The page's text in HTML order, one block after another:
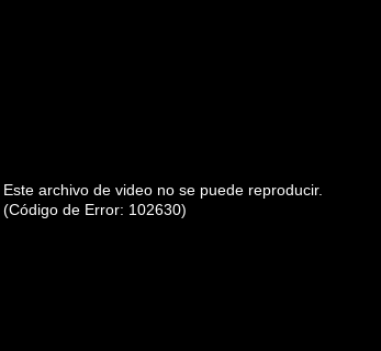
Este archivo de video no se puede reproducir.
(Código de Error: 102630)